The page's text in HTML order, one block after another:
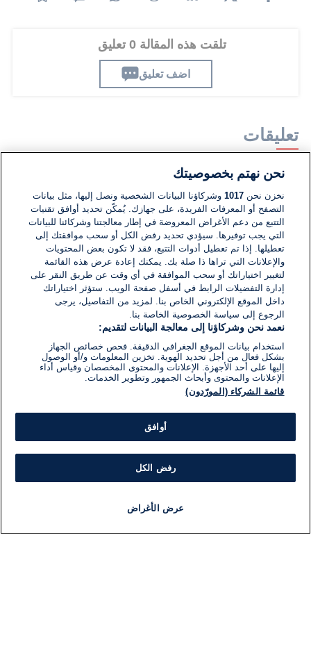
تلقت هذه المقالة 0 تعليق
اضف تعليق
تعليقات
لا توجد تعليقات مكتوبة حتى الآن. كن الأول!
اكتب تعليقًا جديدًا ...
نحن نهتم بخصوصيتك
نخزن نحن1017 وشركاؤنا البيانات الشخصية ونصل إليها، مثل بيانات
التصفح أو المعرفات الفريدة، على جهازك. يُمكّن تحديد أوافق تقنيات
التتبع من دعم الأغراض المعروضة في إطار معالجتنا وشركائنا للبيانات
التي يجب توفيرها. سيؤدي تحديد رفض الكل أو سحب موافقتك إلى
تعطيلها. إذا تم تعطيل أدوات التتبع، فقد لا تكون بعض المحتويات
والإعلانات التي تراها ذا صلة بك. يمكنك إعادة عرض هذه القائمة
لتغيير اختياراتك أو سحب الموافقة في أي وقت عن طريق النقر على
إدارة التفضيلات الرابط في أسفل صفحة الويب. ستؤثر اختياراتك
داخل الموقع الإلكتروني الخاص بنا. لمزيد من التفاصيل، يرجى
الرجوع إلى سياسة الخصوصية الخاصة بنا.
نعمد نحن وشركاؤنا إلى معالجة البيانات لتقديم:
استخدام بيانات الموقع الجغرافي الدقيقة. فحص خصائص الجهاز
بشكل فعال من أجل تحديد الهوية. تخزين المعلومات و/أو الوصول
إليها على أحد الأجهزة. الإعلانات والمحتوى المخصصان وقياس أداء
الإعلانات والمحتوى وأبحاث الجمهور وتطوير الخدمات.
قائمة الشركاء (المورّدون)
أوافق
رفض الكل
عرض الأغراض